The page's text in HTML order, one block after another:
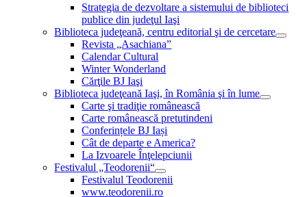
Strategia de dezvoltare a sistemului de biblioteci
publice din judeţul Iaşi
Biblioteca judeţeană, centru editorial şi de cercetare
Revista „Asachiana”
Calendar Cultural
Winter Wonderland
Cărţile BJ Iaşi
Biblioteca judeţeană Iaşi, în România şi în lume
Carte şi tradiţie românească
Carte românească pretutindeni
Conferințele BJ Iași
Cât de departe e America?
La Izvoarele Înţelepciunii
Festivalul „Teodorenii“
Festivalul Teodorenii
www.teodorenii.ro